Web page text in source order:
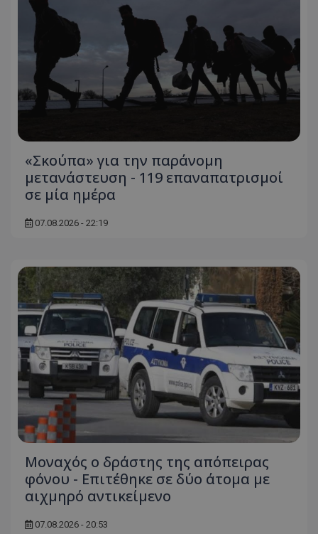
«Σκούπα» για την παράνομη
μετανάστευση - 119 επαναπατρισμοί
σε μία ημέρα
07.08.2026 - 22:19
Μοναχός ο δράστης της απόπειρας
φόνου - Επιτέθηκε σε δύο άτομα με
αιχμηρό αντικείμενο
07.08.2026 - 20:53